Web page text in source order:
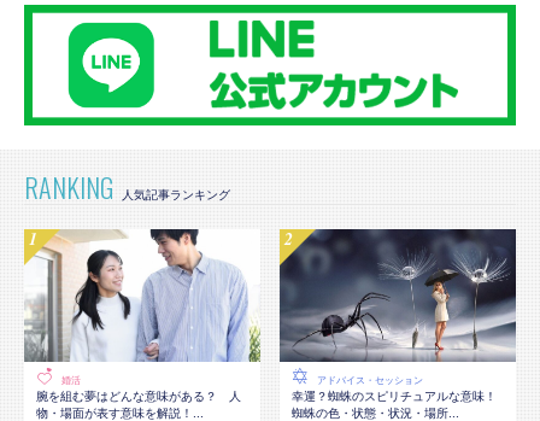
RANKING
婚活
腕を組む夢はどんな意味がある？ 人
物・場面が表す意味を解説！...
アドバイス・セッション
幸運？蜘蛛のスピリチュアルな意味！
蜘蛛の色・状態・状況・場所...